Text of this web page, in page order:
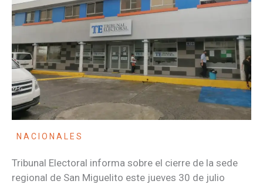
NACIONALES
Tribunal Electoral informa sobre el cierre de la sede
regional de San Miguelito este jueves 30 de julio